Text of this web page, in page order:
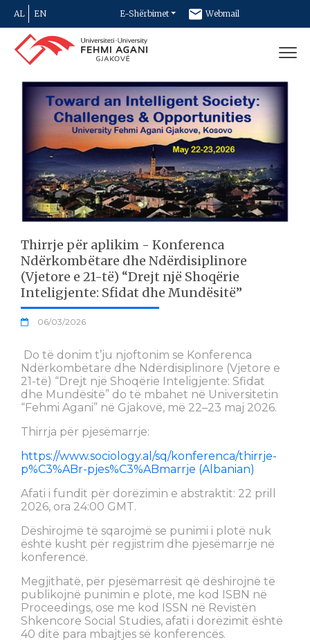
AL EN E-Shërbimet Webmail
Newsletter
Thirrje për aplikim - Konferenca
Ndërkombëtare dhe Ndërdisiplinore
(Vjetore e 21-të) “Drejt një Shoqërie
Inteligjente: Sfidat dhe Mundësitë”
06/03/2026
Do të donim t’ju njoftonim se Konferenca
Ndërkombëtare dhe Ndërdisiplinore (Vjetore e
21-të) “Drejt një Shoqërie Inteligjente: Sfidat
dhe Mundësitë” do të mbahet në Universitetin
“Fehmi Agani” në Gjakovë, më 22–23 maj 2026.
Thirrja për pjesëmarrje:
https://www.sociology.al/sq/konferenca/thirrje-
p%C3%ABr-pjes%C3%ABmarrje (Albanian)
Afati i fundit për dorëzimin e abstraktit: 22 prill
2026, ora 24:00 GMT.
Dëshirojmë të sqarojmë se punimi i plotë nuk
është kusht për regjistrim dhe pjesëmarrje në
konferencë.
Megjithatë, për pjesëmarrësit që dëshirojnë të
publikojnë punimin e plotë, me kod ISBN në
Proceedings, ose me kod ISSN në Revistën
Shkencore Social Studies, afati i dorëzimit është
40 ditë para mbajtjes së konferencës.